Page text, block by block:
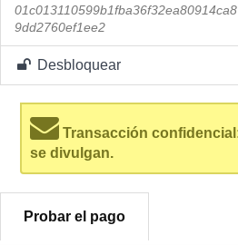
9dd2760ef1ee2
Desbloquear
Transacción
se divulgan.
Probar el pago